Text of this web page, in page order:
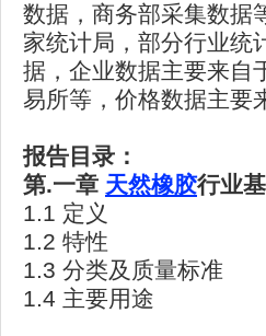
数据，商务部采集数据
家统计局，部分行业统
据，企业数据主要来自
易所等，价格数据主要
报告目录：
第.一章 天然橡胶行业
1.1 定义
1.2 特性
1.3 分类及质量标准
1.4 主要用途